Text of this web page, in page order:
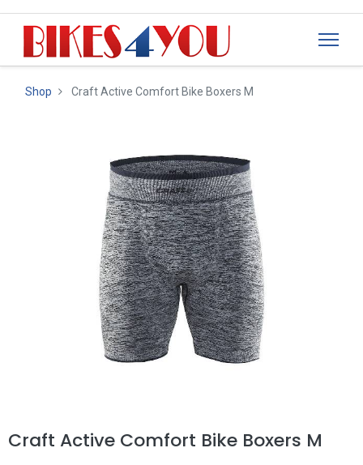
Shop Craft Active Comfort Bike Boxers M
Craft Active Comfort Bike Boxers M